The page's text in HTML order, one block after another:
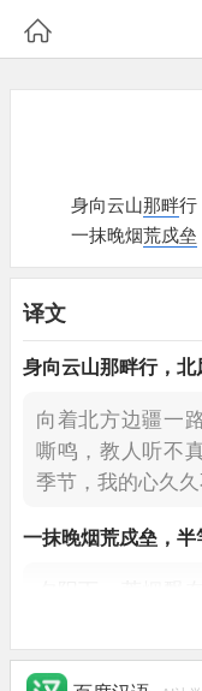

身向云山那畔行
一抹晚烟荒戍垒
译文
身向云山那畔行，北
向着北方边疆一
嘶鸣，教人听不
季节，我的心久久
一抹晚烟荒戍垒 ，
想起古往今来金